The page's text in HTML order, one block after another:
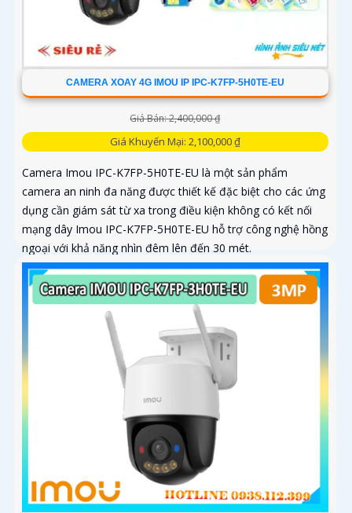
CAMERA XOAY 4G IMOU IP IPC-K7FP-5H0TE-EU
Giá Bán: 2,400,000 ₫
Giá Khuyến Mại: 2,100,000 ₫
Camera Imou IPC-K7FP-5H0TE-EU là một sản phẩm
camera an ninh đa năng được thiết kế đặc biệt cho các ứng
dụng cần giám sát từ xa trong điều kiện không có kết nối
mạng dây Imou IPC-K7FP-5H0TE-EU hỗ trợ công nghệ hồng
ngoại với khả năng nhìn đêm lên đến 30 mét.